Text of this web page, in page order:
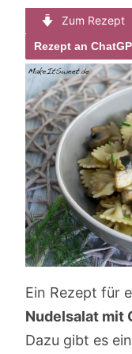
Zum Rezept
Rezept an
Ein Rezept für
Nudelsalat mit
Dazu gibt es